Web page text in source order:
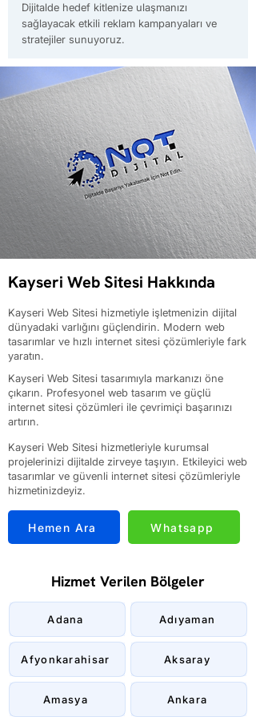
Dijitalde hedef kitlenize ulaşmanızı
sağlayacak etkili reklam kampanyaları ve
stratejiler sunuyoruz.
Kayseri Web Sitesi Hakkında
Kayseri Web Sitesi hizmetiyle işletmenizin dijital
dünyadaki varlığını güçlendirin. Modern web
tasarımlar ve hızlı internet sitesi çözümleriyle fark
yaratın.
Kayseri Web Sitesi tasarımıyla markanızı öne
çıkarın. Profesyonel web tasarım ve güçlü
internet sitesi çözümleri ile çevrimiçi başarınızı
artırın.
Kayseri Web Sitesi hizmetleriyle kurumsal
projelerinizi dijitalde zirveye taşıyın. Etkileyici web
tasarımlar ve güvenli internet sitesi çözümleriyle
hizmetinizdeyiz.
Hemen Ara Whatsapp
Hizmet Verilen Bölgeler
Adana
Afyonkarahisar
Amasya
Adıyaman
Aksaray
Ankara